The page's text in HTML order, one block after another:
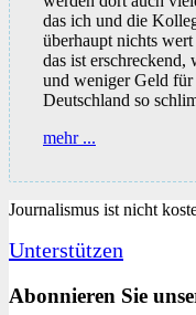
das ich und die
überhaupt nichts
das ist
und weniger Geld für
Deutschland so
mehr ...
jetzt
Journalismus ist nicht
Unterstützen
Abonnieren Sie